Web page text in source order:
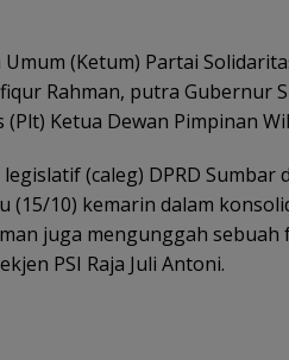
Umum (Ketum) Partai
Rahman, putra Gubernur
Ketua Dewan Pimpinan
(caleg) DPRD Sumbar
(15/10) kemarin dalam
juga mengunggah sebuah
PSI Raja Juli Antoni.